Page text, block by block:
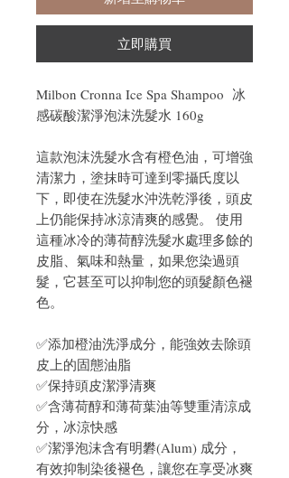
立即購買
Milbon Cronna Ice Spa Shampoo 冰
感碳酸潔淨泡沫洗髮水 160g
這款泡沫洗髮水含有橙色油，可增強
清潔力，塗抹時可達到零攝氏度以
下，即使在洗髮水沖洗乾淨後，頭皮
上仍能保持冰涼清爽的感覺。 使用
這種冰冷的薄荷醇洗髮水處理多餘的
皮脂、氣味和熱量，如果您染過頭
髮，它甚至可以抑制您的頭髮顏色褪
色。
✅添加橙油洗淨成分，能強效去除頭
皮上的固態油脂
✅保持頭皮潔淨清爽
✅含薄荷醇和薄荷葉油等雙重清涼成
分，冰涼快感
✅潔淨泡沫含有明礬(Alum) 成分，
有效抑制染後褪色，讓您在享受冰爽